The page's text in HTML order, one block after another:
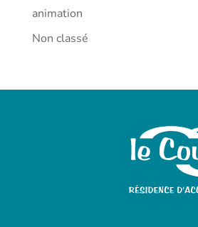
animation
Non classé